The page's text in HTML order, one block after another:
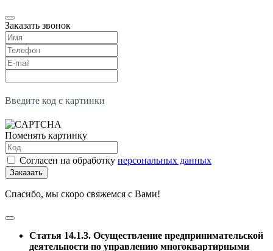
Заказать звонок
Введите код с картинки
Поменять картинку
Согласен на обработку персональных данных
Заказать
Спасибо, мы скоро свяжемся с Вами!
Статья 14.1.3. Осуществление предпринимательской
деятельности по управлению многоквартирными